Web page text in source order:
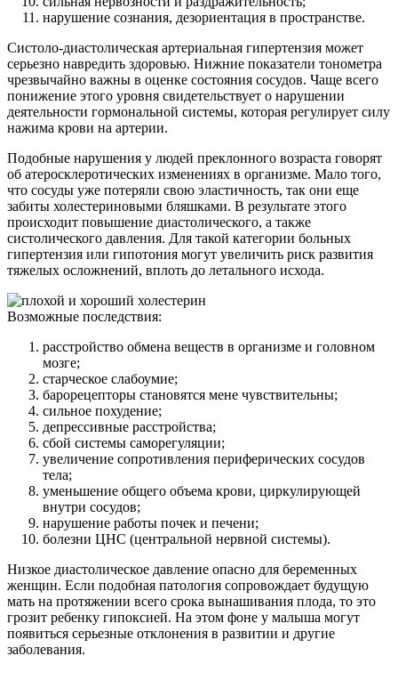
нарушение сознания, дезориентация в пространстве.
Систоло-диастолическая артериальная гипертензия может
серьезно навредить здоровью. Нижние показатели тонометра
чрезвычайно важны в оценке состояния сосудов. Чаще всего
понижение этого уровня свидетельствует о нарушении
деятельности гормональной системы, которая регулирует силу
нажима крови на артерии.
Подобные нарушения у людей преклонного возраста говорят
об атеросклеротических изменениях в организме. Мало того,
что сосуды уже потеряли свою эластичность, так они еще
забиты холестериновыми бляшками. В результате этого
происходит повышение диастолического, а также
систолического давления. Для такой категории больных
гипертензия или гипотония могут увеличить риск развития
тяжелых осложнений, вплоть до летального исхода.
Возможные последствия:
расстройство обмена веществ в организме и головном
мозге;
старческое слабоумие;
барорецепторы становятся мене чувствительны;
сильное похудение;
депрессивные расстройства;
сбой системы саморегуляции;
увеличение сопротивления периферических сосудов
тела;
уменьшение общего объема крови, циркулирующей
внутри сосудов;
нарушение работы почек и печени;
болезни ЦНС (центральной нервной системы).
Низкое диастолическое давление опасно для беременных
женщин. Если подобная патология сопровождает будущую
мать на протяжении всего срока вынашивания плода, то это
грозит ребенку гипоксией. На этом фоне у малыша могут
появиться серьезные отклонения в развитии и другие
заболевания.